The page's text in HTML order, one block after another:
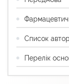
Список
Перелік